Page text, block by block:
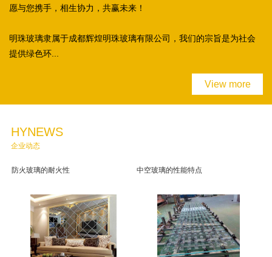
愿与您携手，相生协力，共赢未来！
明珠玻璃隶属于成都辉煌明珠玻璃有限公司，我们的宗旨是为社会
提供绿色环...
View more
HYNEWS
企业动态
防火玻璃的耐火性 中空玻璃的性能特点